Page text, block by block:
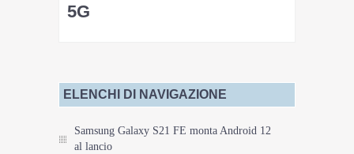
5G
ELENCHI DI NAVIGAZIONE
Samsung Galaxy S21 FE monta Android 12
al lancio